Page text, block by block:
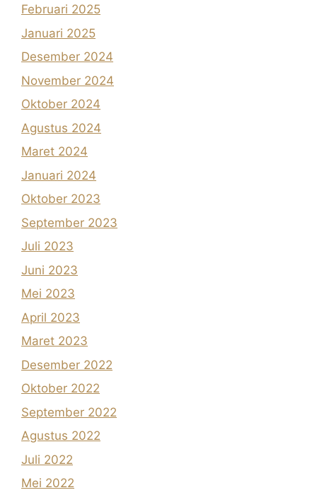
Februari 2025
Januari 2025
Desember 2024
November 2024
Oktober 2024
Agustus 2024
Maret 2024
Januari 2024
Oktober 2023
September 2023
Juli 2023
Juni 2023
Mei 2023
April 2023
Maret 2023
Desember 2022
Oktober 2022
September 2022
Agustus 2022
Juli 2022
Mei 2022